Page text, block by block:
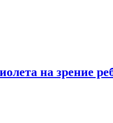
на зрение